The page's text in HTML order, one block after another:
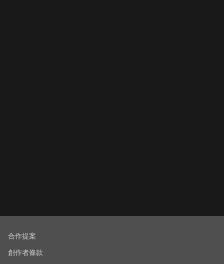
合作提案
創作者條款